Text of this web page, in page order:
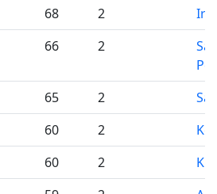
68 2
66 2
65 2
60 2
60 2